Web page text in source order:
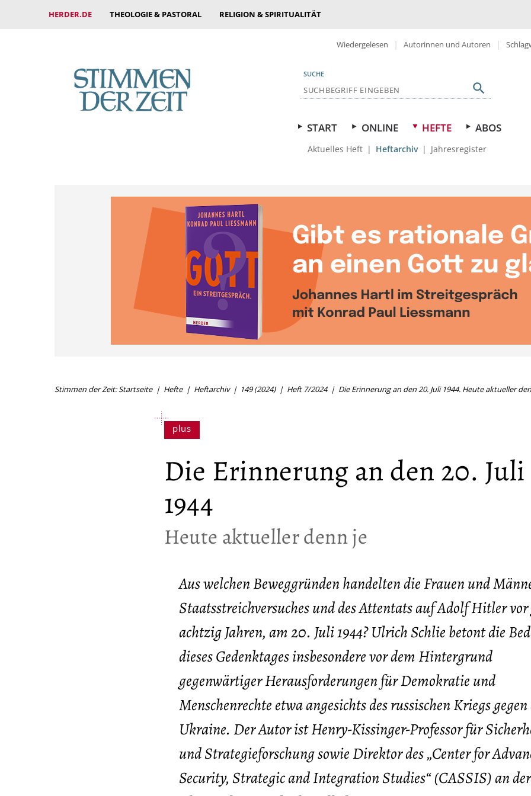
HERDER.DE THEOLOGIE & PASTORAL RELIGION & SPIRITUALITÄT
Wiedergelesen Autorinnen und Autoren
SUCHE
START ONLINE HEFTE ABOS
Aktuelles Heft Heftarchiv Jahresregister
Stimmen der Zeit: Startseite Hefte Heftarchiv 149 (2024) Heft 7/2024 Die Erinnerung an den 20. Juli 1944. Heute aktueller
Die Erinnerung an den 20. Juli
1944
:
Heute aktueller denn je
Aus welchen Beweggründen handelten die Frauen und
Staatsstreichversuches und des Attentats auf Adolf Hitler
achtzig Jahren, am 20. Juli 1944? Ulrich Schlie betont die
dieses Gedenktages insbesondere vor dem Hintergrund
gegenwärtiger Herausforderungen für Demokratie und
Menschenrechte etwa angesichts des russischen Kriegs
Ukraine. Der Autor ist Henry-Kissinger-Professor für
und Strategieforschung sowie Direktor des „Center for
Security, Strategic and Integration Studies“ (CASSIS) an der